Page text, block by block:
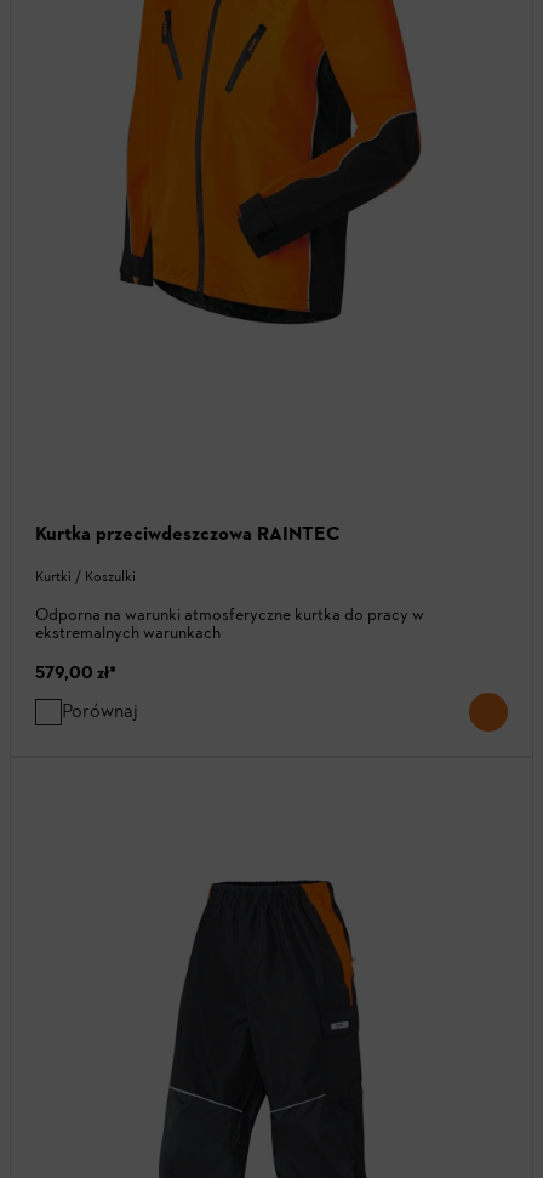
Kurtka przeciwdeszczowa RAINTEC
Kurtki / Koszulki
Odporna na warunki atmosferyczne kurtka do pracy w
ekstremalnych warunkach
579,00 zł*
Porównaj